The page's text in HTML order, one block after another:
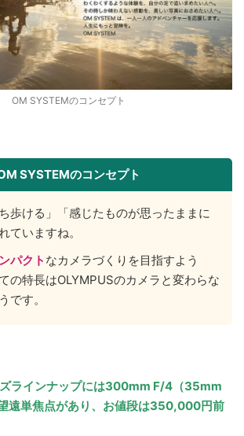
OM SYSTEMのコンセプト
SYSTEMのコンセプト
歩ける」「感じたものが思ったままに
ていますね。
パクト なカメラづくりを目指すよう
の特長はOLYMPUSのカメラと変わらな
です。
ラインナップには300mm F/4（35mm
遠単焦点があり、お値段は350,000円前